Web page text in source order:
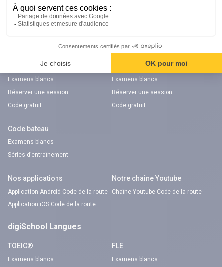
Notre chaîne Youtube
Chaîne Youtube Orientation
digiSchool Code
Code auto
Examens blancs
Réserver une session
Code gratuit
Code moto
Examens blancs
Réserver une session
Code gratuit
Code bateau
Examens blancs
Séries d’entraînement
Nos applications
Application Android Code de la route
Application iOS Code de la route
Notre chaîne Youtube
Chaîne Youtube Code de la route
digiSchool Langues
TOEIC®
Examens blancs
FLE
Examens blancs